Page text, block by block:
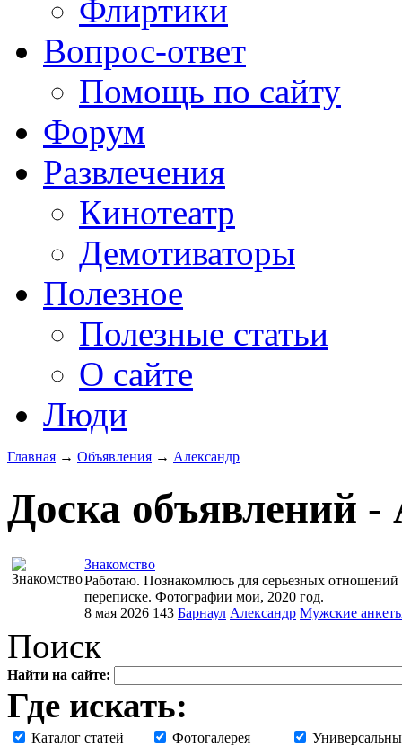
Флиртики
Вопрос-ответ
Помощь по сайту
Форум
Развлечения
Кинотеатр
Демотиваторы
Полезное
Полезные статьи
О сайте
Люди
Главная → Объявления → Александр
Доска объявлений -
Знакомство
Работаю. Познакомлюсь для серьезных
переписке. Фотографии мои, 2020 год.
8 мая 2026 143 Барнаул Александр Мужские
Поиск
Найти на сайте:
Где искать:
Каталог статей Фотогалерея